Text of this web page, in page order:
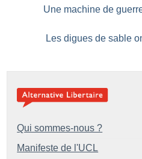
Une machine de
Les digues de sable
Qui sommes-nous ?
Manifeste de l'UCL